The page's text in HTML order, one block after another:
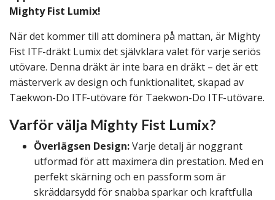
Mighty Fist Lumix!
När det kommer till att dominera på mattan, är Mighty
Fist ITF-dräkt Lumix det självklara valet för varje seriös
utövare. Denna dräkt är inte bara en dräkt – det är ett
mästerverk av design och funktionalitet, skapad av
Taekwon-Do ITF-utövare för Taekwon-Do ITF-utövare.
Varför välja Mighty Fist Lumix?
Överlägsen Design:Varje detalj är noggrant
utformad för att maximera din prestation. Med en
perfekt skärning och en passform som är
skräddarsydd för snabba sparkar och kraftfulla